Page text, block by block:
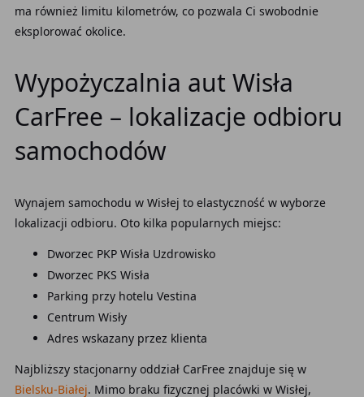
ma również limitu kilometrów, co pozwala Ci swobodnie
eksplorować okolice.
Wypożyczalnia aut Wisła
CarFree – lokalizacje odbioru
samochodów
Wynajem samochodu w Wisłej to elastyczność w wyborze
lokalizacji odbioru. Oto kilka popularnych miejsc:
Dworzec PKP Wisła Uzdrowisko
Dworzec PKS Wisła
Parking przy hotelu Vestina
Centrum Wisły
Adres wskazany przez klienta
Najbliższy stacjonarny oddział CarFree znajduje się w
Bielsku-Białej. Mimo braku fizycznej placówki w Wisłej,